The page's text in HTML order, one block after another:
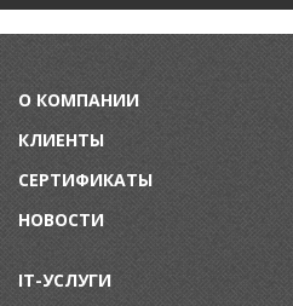
О КОМПАНИИ
КЛИЕНТЫ
СЕРТИФИКАТЫ
НОВОСТИ
IT-УСЛУГИ